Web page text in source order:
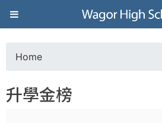
Jump to
葳
格
高
o
Home
升學金榜